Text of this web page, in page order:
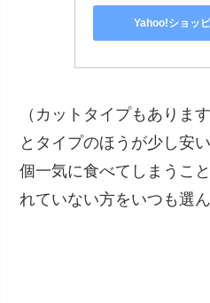
Yahoo!ショッ
（カットタイプもありま
とタイプのほうが少し安
個一気に食べてしまうこ
れていない方をいつも選ん